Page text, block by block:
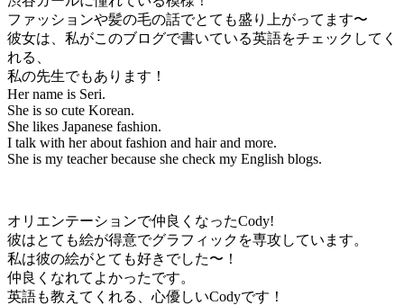
ファッションや髪の毛の話でとても盛り上がってます〜
彼女は、私がこのブログで書いている英語をチェックしてく
れる、
私の先生でもあります！
Her name is Seri.
She is so cute Korean.
She likes Japanese fashion.
I talk with her about fashion and hair and more.
She is my teacher because she check my English blogs.
オリエンテーションで仲良くなったCody!
彼はとても絵が得意でグラフィックを専攻しています。
私は彼の絵がとても好きでした〜！
仲良くなれてよかったです。
英語も教えてくれる、心優しいCodyです！